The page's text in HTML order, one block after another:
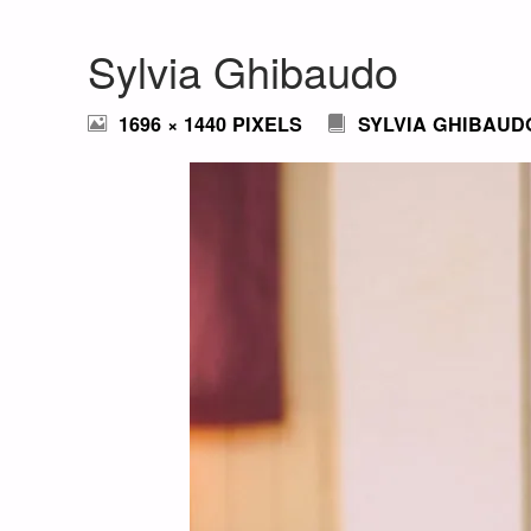
Sylvia Ghibaudo
FULL1696 × 1440 PIXELS SYLVIA